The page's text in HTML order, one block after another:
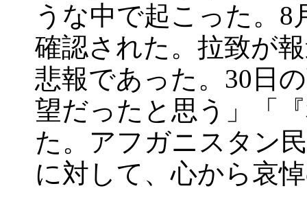
うな中で起こった。
確認された。拉致が
悲報であった。30日
望だったと思う」「
た。アフガニスタン
に対して、心から哀